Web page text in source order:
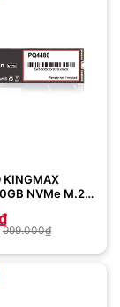
KINGMAX
NVMe M.2
999.000₫